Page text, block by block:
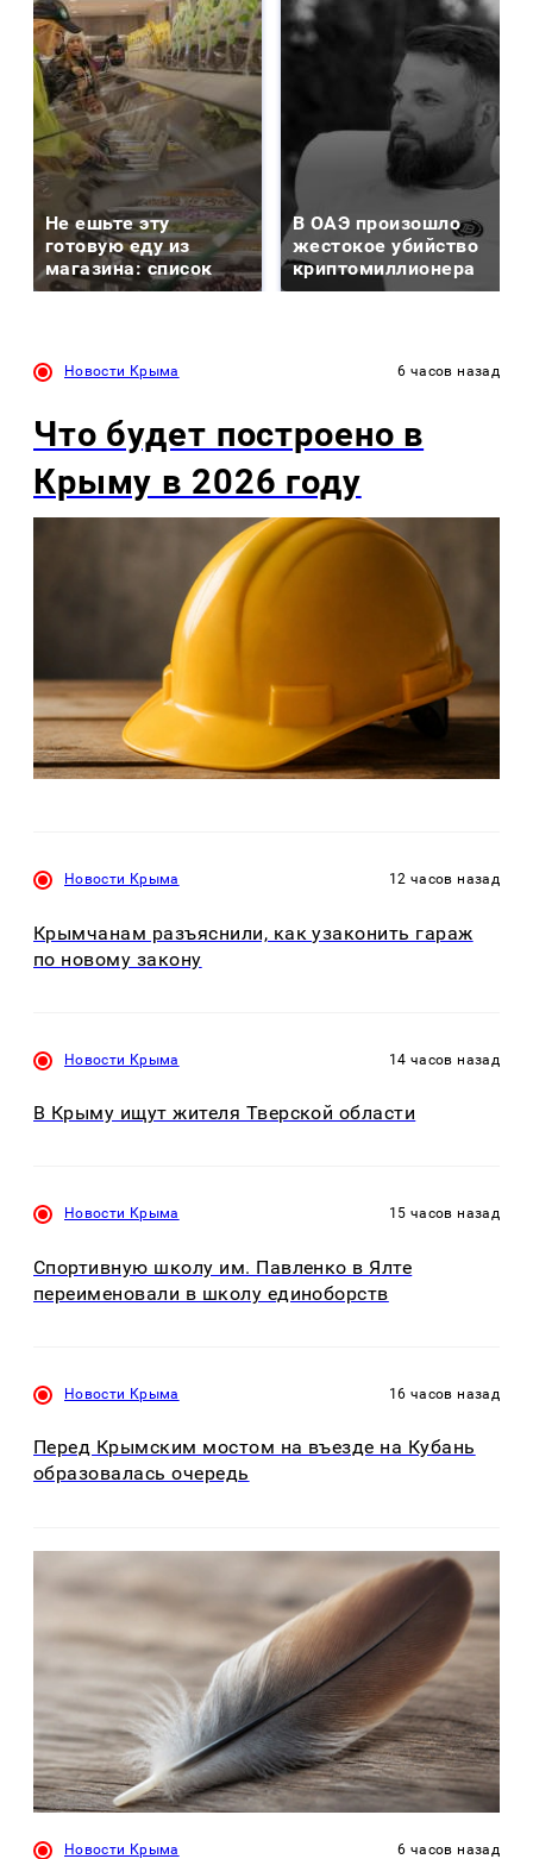
Не ешьте эту
готовую еду из
магазина: список
В ОАЭ произошло
жестокое убийство
криптомиллионера
Новости Крыма 6 часов назад
Что будет построено в
Крыму в 2026 году
Новости Крыма 12 часов назад
Крымчанам разъяснили, как узаконить гараж
по новому закону
Новости Крыма 14 часов назад
В Крыму ищут жителя Тверской области
Новости Крыма 15 часов назад
Спортивную школу им. Павленко в Ялте
переименовали в школу единоборств
Новости Крыма 16 часов назад
Перед Крымским мостом на въезде на Кубань
образовалась очередь
Новости Крыма 6 часов назад